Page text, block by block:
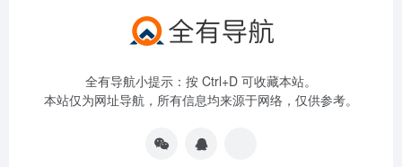
全有导航小提示：按 Ctrl+D 可收藏本站。
本站仅为网址导航，所有信息均来源于网络，仅供参考。